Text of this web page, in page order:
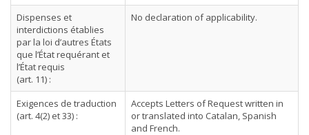
Dispenses et
interdictions établies
par la loi d’autres États
que l’État requérant et
l’État requis
(art. 11) :
No declaration of applicability.
Exigences de traduction
(art. 4(2) et 33) :
Accepts Letters of Request written in
or translated into Catalan, Spanish
and French.